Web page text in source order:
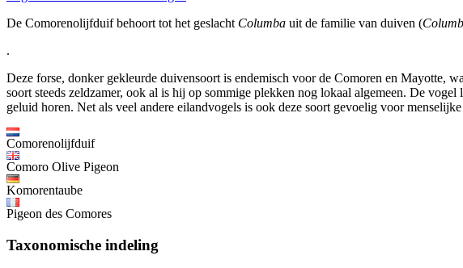
De Comorenolijfduif behoort tot het geslacht Columba uit de familie van duiven (
.
Deze forse, donker gekleurde duivensoort is endemisch voor de Comoren en Mayotte,
soort steeds zeldzamer, ook al is hij op sommige plekken nog lokaal algemeen. De
geluid horen. Net als veel andere eilandvogels is ook deze soort gevoelig voor
Comorenolijfduif
Comoro Olive Pigeon
Komorentaube
Pigeon des Comores
Taxonomische indeling